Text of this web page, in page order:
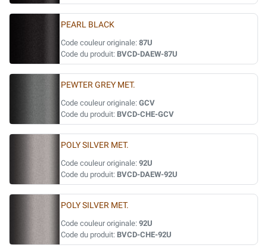
PEARL BLACK
Code couleur originale: 87U
Code du produit: BVCD-DAEW-87U
PEWTER GREY MET.
Code couleur originale: GCV
Code du produit: BVCD-CHE-GCV
POLY SILVER MET.
Code couleur originale: 92U
Code du produit: BVCD-DAEW-92U
POLY SILVER MET.
Code couleur originale: 92U
Code du produit: BVCD-CHE-92U